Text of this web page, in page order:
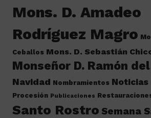
Mons. D. Amadeo
Rodríguez Magro
Ceballos Mons. D. Sebastián
Monseñor D. Ramón
Navidad Nombramientos Noticias
Procesión Publicaciones
Santo Rostro Semana